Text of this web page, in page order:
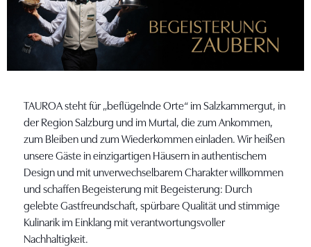
TAUROA steht für „beflügelnde Orte“ im Salzkammergut, in
der Region Salzburg und im Murtal, die zum Ankommen,
zum Bleiben und zum Wiederkommen einladen. Wir heißen
unsere Gäste in einzigartigen Häusern in authentischem
Design und mit unverwechselbarem Charakter willkommen
und schaffen Begeisterung mit Begeisterung: Durch
gelebte Gastfreundschaft, spürbare Qualität und stimmige
Kulinarik im Einklang mit verantwortungsvoller
Nachhaltigkeit.